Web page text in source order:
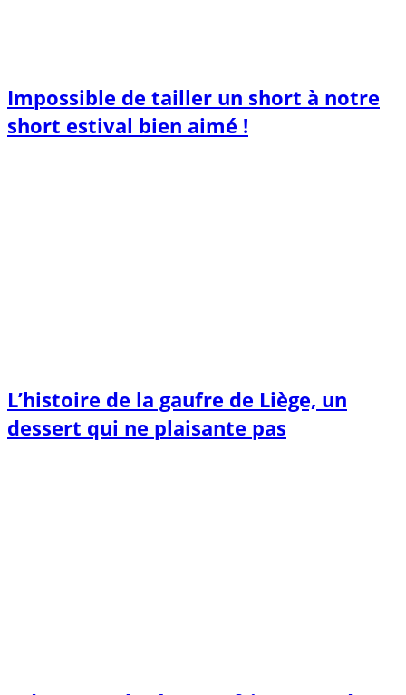
Impossible de tailler un short à notre
short estival bien aimé !
L’histoire de la gaufre de Liège, un
dessert qui ne plaisante pas